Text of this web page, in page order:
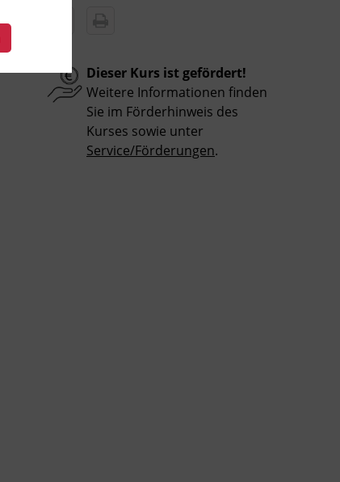
Dieser Kurs ist gefördert!
Weitere Informationen finden
Sie im Förderhinweis des
Kurses sowie unter
Service/Förderungen.